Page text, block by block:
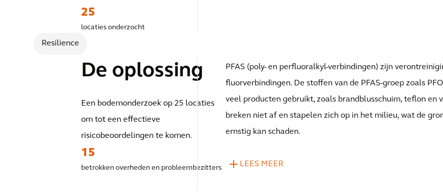
mee aan onderzoek
Resilience
25
locaties onderzocht
De oplossing
Een bodemonderzoek op 25 locaties
om tot een effectieve
risicobeoordelingen te komen.
15
betrokken overheden en probleembezitters
PFAS (poly- en perfluoralkyl-verbindingen) zijn
fluorverbindingen. De stoffen van de PFAS-groep zoals
veel producten gebruikt, zoals brandblusschuim, teflon en
breken niet af en stapelen zich op in het milieu, wat de
ernstig kan schaden.
LEES MEER